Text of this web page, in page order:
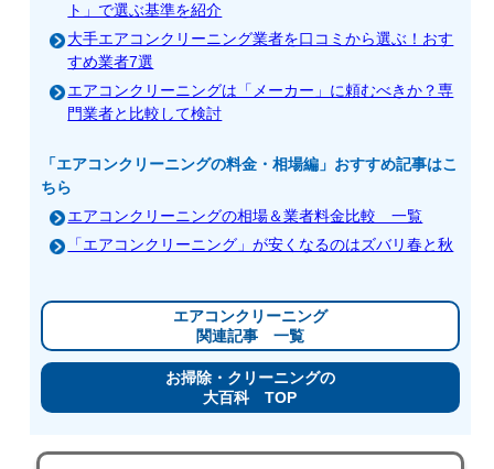
ト」で選ぶ基準を紹介
大手エアコンクリーニング業者を口コミから選ぶ！おす
すめ業者7選
エアコンクリーニングは「メーカー」に頼むべきか？専
門業者と比較して検討
「エアコンクリーニングの料金・相場編」おすすめ記事はこ
ちら
エアコンクリーニングの相場＆業者料金比較 一覧
「エアコンクリーニング」が安くなるのはズバリ春と秋
エアコンクリーニング
関連記事 一覧
お掃除・クリーニングの
大百科 TOP